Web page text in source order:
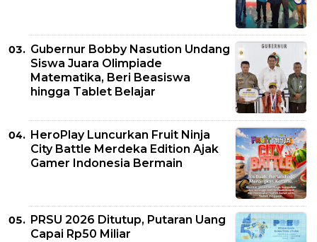
Gubernur Bobby Nasution Undang
Siswa Juara Olimpiade
Matematika, Beri Beasiswa
hingga Tablet Belajar
HeroPlay Luncurkan Fruit Ninja
City Battle Merdeka Edition Ajak
Gamer Indonesia Bermain
PRSU 2026 Ditutup, Putaran Uang
Capai Rp50 Miliar